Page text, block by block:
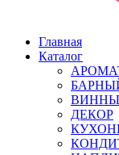
Главная
Каталог
ДЕКОР